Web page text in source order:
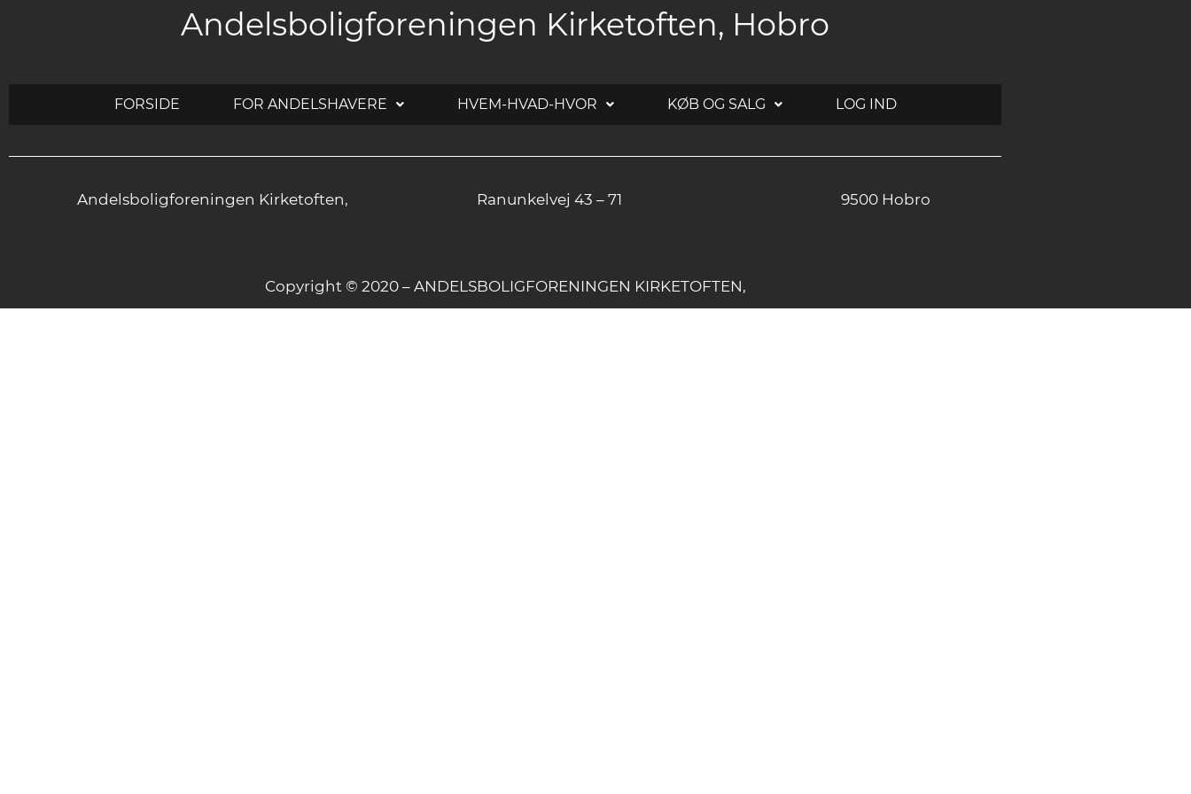
Andelsboligforeningen Kirketoften, Hobro
FORSIDE FOR ANDELSHAVERE HVEM-HVAD-HVOR KØB OG SALG LOG IND
Andelsboligforeningen Kirketoften, Ranunkelvej 43 – 71 9500 Hobro
Copyright © 2020 – ANDELSBOLIGFORENINGEN KIRKETOFTEN,